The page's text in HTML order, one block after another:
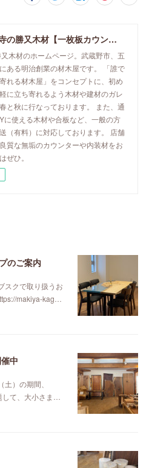
東京・吉祥寺の勝又木材【一枚板カウンター】
木材のホームページ。武蔵野市、五
ある明治創業の材木屋です。 「誰で
れる材木屋」をコンセプトに、初め
に立ち寄れるよう木材や建材のガレ
と秋に行なっております。 また、通
に使える木材や合板など、一般の方
（有料）に対応しております。 店舗
質な無垢のカウンターや内装材をお
ぜひ。
のご案内
スクで取り扱うお
makiya-kag…
中
）の期間、
して、大小さま…